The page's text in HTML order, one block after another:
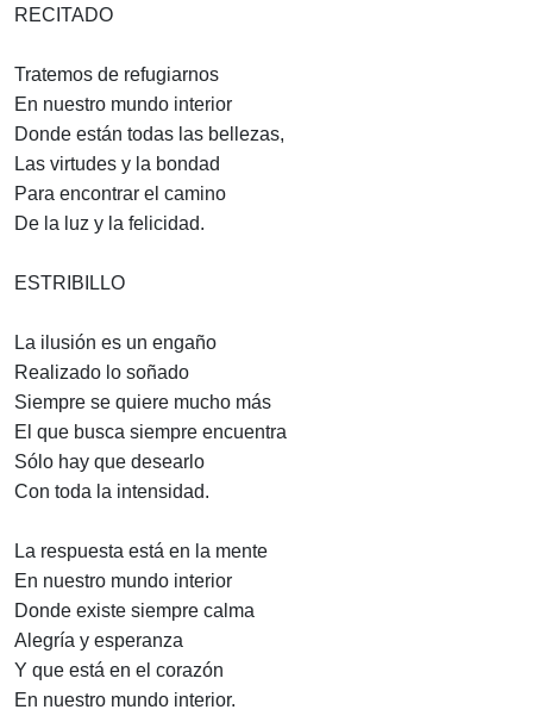
RECITADO
Tratemos de refugiarnos
En nuestro mundo interior
Donde están todas las bellezas,
Las virtudes y la bondad
Para encontrar el camino
De la luz y la felicidad.
ESTRIBILLO
La ilusión es un engaño
Realizado lo soñado
Siempre se quiere mucho más
El que busca siempre encuentra
Sólo hay que desearlo
Con toda la intensidad.
La respuesta está en la mente
En nuestro mundo interior
Donde existe siempre calma
Alegría y esperanza
Y que está en el corazón
En nuestro mundo interior.